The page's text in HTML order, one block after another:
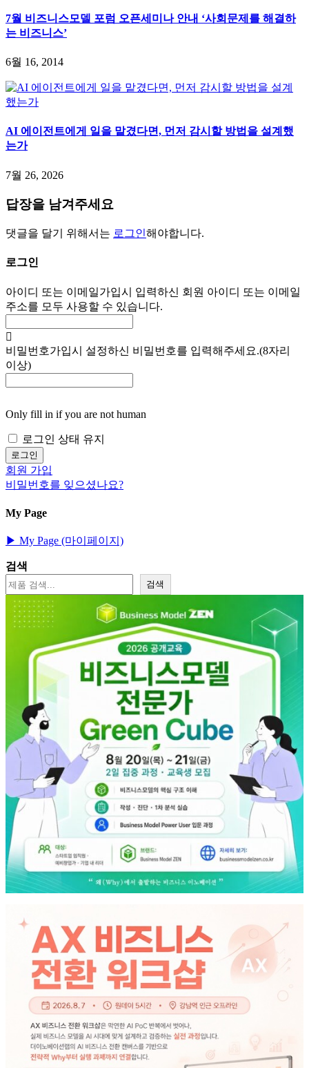
7월 비즈니스모델 포럼 오픈세미나 안내 ‘사회문제를 해결하
는 비즈니스’
6월 16, 2014
AI 에이전트에게 일을 맡겼다면, 먼저 감시할 방법을 설계했
는가
7월 26, 2026
답장을 남겨주세요
댓글을 달기 위해서는 로그인해야합니다.
로그인
아이디 또는 이메일가입시 입력하신 회원 아이디 또는 이메일
주소를 모두 사용할 수 있습니다.
비밀번호가입시 설정하신 비밀번호를 입력해주세요.(8자리
이상)
Only fill in if you are not human
로그인 상태 유지
회원 가입
비밀번호를 잊으셨나요?
My Page
▶︎ My Page (마이페이지)
검색
검색